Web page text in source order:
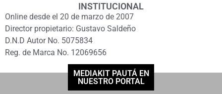
INSTITUCIONAL
Online desde el 20 de marzo de 2007
Director propietario: Gustavo Saldeño
D.N.D Autor No. 5075834
Reg. de Marca No. 12069656
MEDIAKIT PAUTÁ EN
NUESTRO PORTAL